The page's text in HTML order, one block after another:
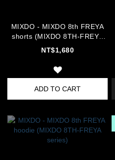
MIXDO - MIXDO 8th FREYA
shorts (MIXDO 8TH-FREYA
series)
NT$1,680
ADD TO CART